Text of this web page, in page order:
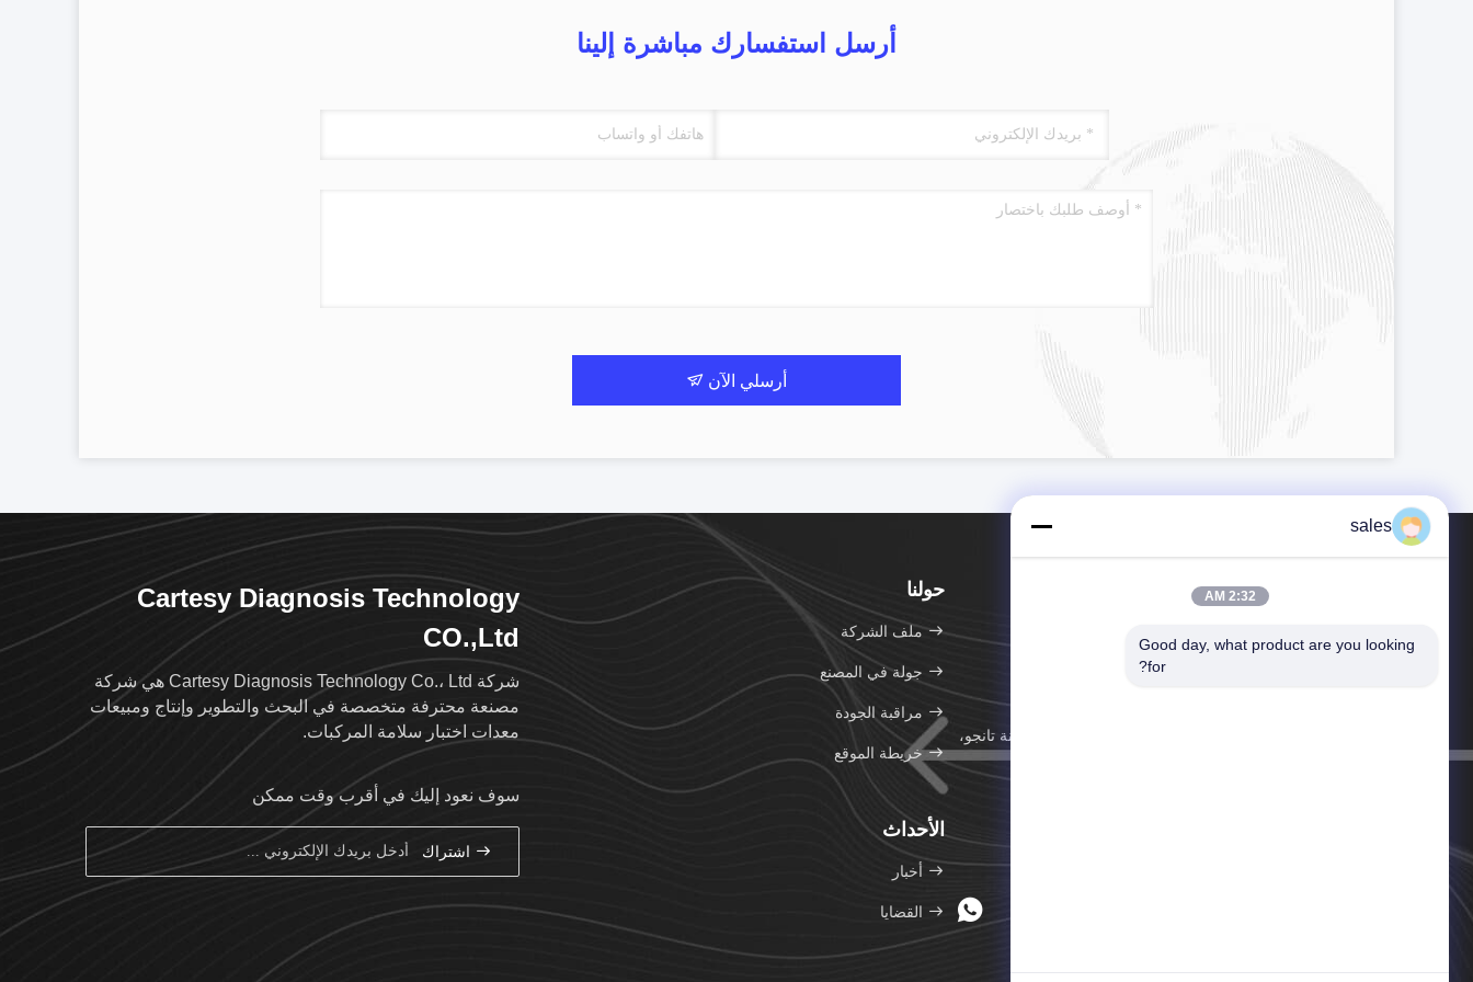
أرسل استفسارك مباشرة إلينا
أرسلي الآن
الهاتف：+86--15521795404
يضيف：المبنى 101، حديقة شيرونغزيزاو الصناعية، مدينة تانجو،
حولنا
ملف الشركة
جولة في المصنع
مراقبة الجودة
خريطة الموقع
الأحداث
أخبار
القضايا
Cartesy Diagnosis Technology
CO.,Ltd
شركة Cartesy Diagnosis Technology Co.، Ltd هي شركة
مصنعة محترفة متخصصة في البحث والتطوير وإنتاج ومبيعات
معدات اختبار سلامة المركبات.
سوف نعود إليك في أقرب وقت ممكن
اشتراك
sales
2:32 AM
Good day, what product are you looking
for?